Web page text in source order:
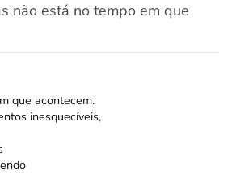
não está no tempo em que
que acontecem.
inesquecíveis,